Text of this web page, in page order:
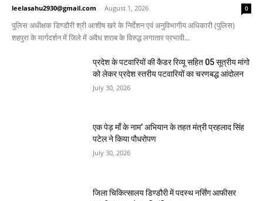
leelasahu2930@gmail.com - August 1, 2026 0
पुलिस अधीक्षक डिण्डौरी श्री आशीष खरे के निर्देशन एवं अनुविभागीय अधिकारी (पुलिस)
शहपुरा के मार्गदर्शन में जिले में अवैध शराब के विरुद्ध लगातार प्रभावी...
प्रदेश के पटवारियों की कैडर रिव्यू सहित 05 सूत्रीय मांगो
को लेकर प्रदेश स्तरीय पटवारियों का चरणबद्ध आंदोलन
July 30, 2026
एक पेड़ माँ के नाम’ अभियान के तहत मंत्री प्रहलाद सिंह
पटेल ने किया पौधरोपण
July 30, 2026
जिला चिकित्सालय डिण्डौरी में पदस्थ नर्सिंग आफीसर